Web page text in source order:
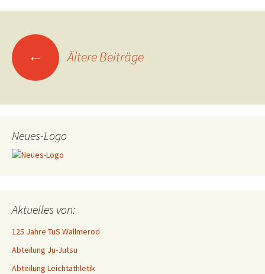
Beitragsnavigation
← Ältere Beiträge
Neues-Logo
Aktuelles von:
125 Jahre TuS Wallmerod
Abteilung Ju-Jutsu
Abteilung Leichtathletik